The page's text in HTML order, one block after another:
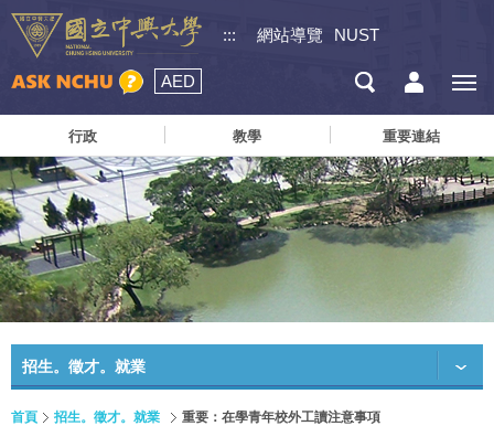
::: 網站導覽 NUST
AED
行政 教學 重要連結
招生。徵才。就業
首頁 招生。徵才。就業 重要：在學青年校外工讀注意事項